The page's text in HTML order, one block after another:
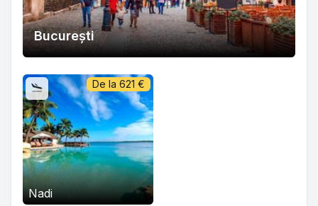
București
Nadi
De la 621 €